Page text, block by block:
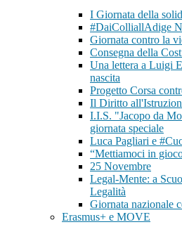
I Giornata della
#DaiColliallAdige
Giornata contro la
Consegna della
Una lettera a Luigi
nascita
Progetto Corsa
Il Diritto
I.I.S. "Jacopo da
giornata speciale
Luca Pagliari e
“Mettiamoci in
25 Novembre
Legal-Mente: a
Legalità
Giornata nazionale
Erasmus+ e MOVE